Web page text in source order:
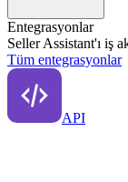
Entegrasyonlar
Seller Assistant'ı iş
Tüm entegrasyonlar
API